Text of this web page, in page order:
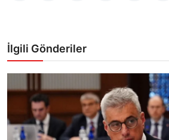
İlgili Gönderiler